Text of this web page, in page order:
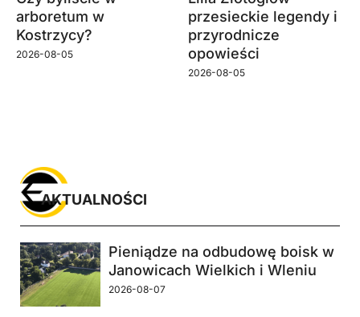
arboretum w
Kostrzycy?
2026-08-05
przesieckie legendy i
przyrodnicze
opowieści
2026-08-05
Pieniądze na odbudowę boisk w
Janowicach Wielkich i Wleniu
2026-08-07
AKTUALNOŚCI